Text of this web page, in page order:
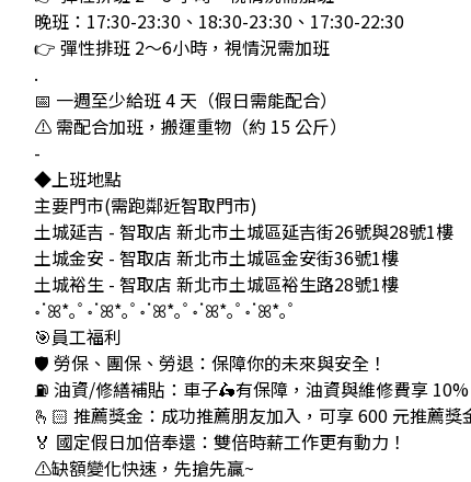
晚班：17:30-23:30、18:30-23:30、17:30-22:30
👉 彈性排班 2～6小時，視情況需加班
.
📅 一週至少給班 4 天（假日需能配合）
⚠️ 需配合加班，搬運重物（約 15 公斤）
-
◆上班地點
主要門市(需跑鄰近智取門市)
土城延吉 - 智取店 新北市土城區延吉街26號與28號1樓
土城金安 - 智取店 新北市土城區金安街36號1樓
土城裕生 - 智取店 新北市土城區裕生路28號1樓
॰ॱꕤ*｡ﾟ॰ॱꕤ*｡ﾟ॰ॱꕤ*｡ﾟ॰ॱꕤ*｡ﾟ॰ॱꕤ*｡ﾟ
🎯員工福利
🛡️ 勞保、團保、勞退：保障你的未來與安全！
⛽ 油資/修繕補貼：車子🛵有保障，油資與維修費享 10%
🫰🏻 推薦獎金：成功推薦朋友加入，可享 600 元推薦獎
🏅 國定假日加倍奉還：雙倍時薪工作更有動力！
⚠️缺額變化快速，先搶先贏~